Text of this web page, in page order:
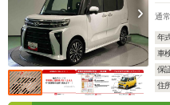
通
年
車
保
住